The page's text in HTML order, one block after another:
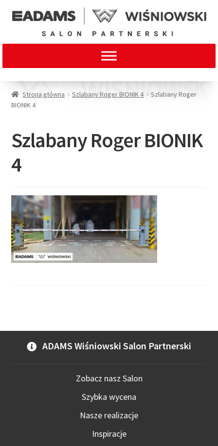
Strona główna Szlabany Roger BIONIK 4
Szlabany Roger
BIONIK 4
Szlabany Roger BIONIK
4
ADAMS Wiśniowski Salon Partnerski
Zobacz nasz Salon
Szybka wycena
Nasze realizacje
Inspiracje